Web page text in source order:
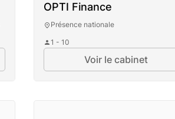
OPTI Finance
Présence nationale
1 - 10
Voir le cabinet